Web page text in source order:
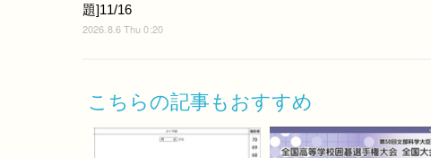
題]11/16
2026.8.6 Thu 0:20
こちらの記事もおすすめ